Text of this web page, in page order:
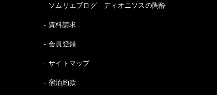
ソムリエブログ - ディオニソスの陶酔
資料請求
会員登録
サイトマップ
宿泊約款